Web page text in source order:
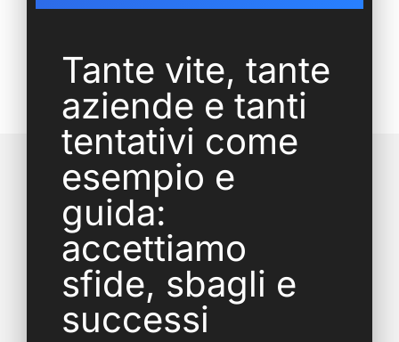
Tante vite, tante
aziende e tanti
tentativi come
esempio e
guida:
accettiamo
sfide, sbagli e
successi